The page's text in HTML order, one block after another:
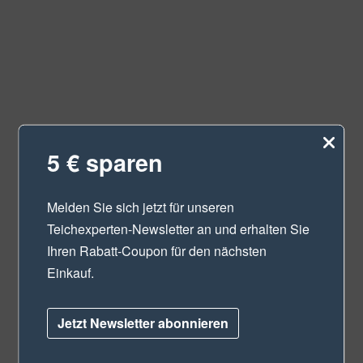
5 € sparen
Melden Sie sich jetzt für unseren
Teichexperten-Newsletteran und erhalten Sie
Ihren Rabatt-Coupon für den nächsten
Einkauf.
Jetzt Newsletter abonnieren